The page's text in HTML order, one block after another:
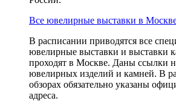
Все ювелирные выставки в
В расписании приводятся все
ювелирные выставки и выставки
проходят в Москве. Даны ссылки
ювелирных изделий и камней. В
обзорах обязательно указаны
адреса.